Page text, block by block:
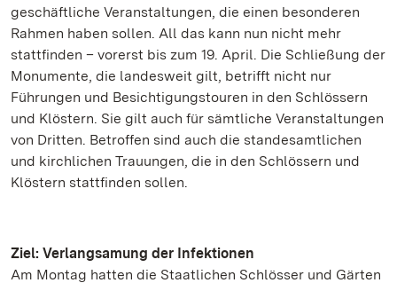
geschäftliche Veranstaltungen, die einen besonderen
Rahmen haben sollen. All das kann nun nicht mehr
stattfinden – vorerst bis zum 19. April. Die Schließung der
Monumente, die landesweit gilt, betrifft nicht nur
Führungen und Besichtigungstouren in den Schlössern
und Klöstern. Sie gilt auch für sämtliche Veranstaltungen
von Dritten. Betroffen sind auch die standesamtlichen
und kirchlichen Trauungen, die in den Schlössern und
Klöstern stattfinden sollen.
Ziel: Verlangsamung der Infektionen
Am Montag hatten die Staatlichen Schlösser und Gärten